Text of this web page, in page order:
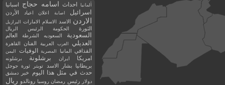
ألمانيا احداث اسامه حجاج اسبانيا
اسرائيل اصابة اعلان اعياد الأردن
الاردن الاسد الاسلام الامارات البرازيل
الثورة الحكومة الرئيس الريال
السعودية السعوديه الشرطة العالم
العديلي العرب العربية الفنان القاهرة
القذافي المانيا المصرية الوفيات اليمن
امريكا ايران برشلونة برشلونه
بريطانيا بشار الاسد تويتر ثورة جوجل
حدث في مثل هذا اليوم خبر دمشق
دولار رئيس رمضان روسيا رونالدو ريال